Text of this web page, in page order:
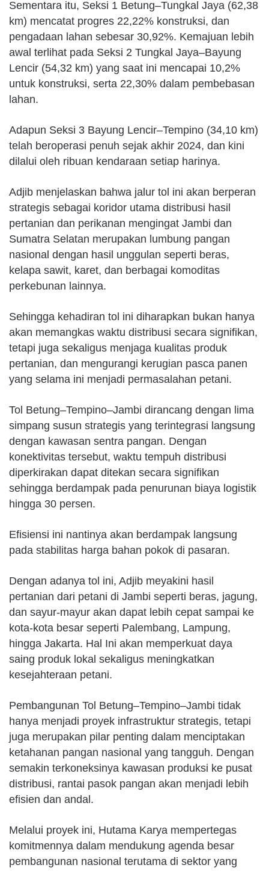
Sementara itu, Seksi 1 Betung–Tungkal Jaya (62,38
km) mencatat progres 22,22% konstruksi, dan
pengadaan lahan sebesar 30,92%. Kemajuan lebih
awal terlihat pada Seksi 2 Tungkal Jaya–Bayung
Lencir (54,32 km) yang saat ini mencapai 10,2%
untuk konstruksi, serta 22,30% dalam pembebasan
lahan.
Adapun Seksi 3 Bayung Lencir–Tempino (34,10 km)
telah beroperasi penuh sejak akhir 2024, dan kini
dilalui oleh ribuan kendaraan setiap harinya.
Adjib menjelaskan bahwa jalur tol ini akan berperan
strategis sebagai koridor utama distribusi hasil
pertanian dan perikanan mengingat Jambi dan
Sumatra Selatan merupakan lumbung pangan
nasional dengan hasil unggulan seperti beras,
kelapa sawit, karet, dan berbagai komoditas
perkebunan lainnya.
Sehingga kehadiran tol ini diharapkan bukan hanya
akan memangkas waktu distribusi secara signifikan,
tetapi juga sekaligus menjaga kualitas produk
pertanian, dan mengurangi kerugian pasca panen
yang selama ini menjadi permasalahan petani.
Tol Betung–Tempino–Jambi dirancang dengan lima
simpang susun strategis yang terintegrasi langsung
dengan kawasan sentra pangan. Dengan
konektivitas tersebut, waktu tempuh distribusi
diperkirakan dapat ditekan secara signifikan
sehingga berdampak pada penurunan biaya logistik
hingga 30 persen.
Efisiensi ini nantinya akan berdampak langsung
pada stabilitas harga bahan pokok di pasaran.
Dengan adanya tol ini, Adjib meyakini hasil
pertanian dari petani di Jambi seperti beras, jagung,
dan sayur-mayur akan dapat lebih cepat sampai ke
kota-kota besar seperti Palembang, Lampung,
hingga Jakarta. Hal Ini akan memperkuat daya
saing produk lokal sekaligus meningkatkan
kesejahteraan petani.
Pembangunan Tol Betung–Tempino–Jambi tidak
hanya menjadi proyek infrastruktur strategis, tetapi
juga merupakan pilar penting dalam menciptakan
ketahanan pangan nasional yang tangguh. Dengan
semakin terkoneksinya kawasan produksi ke pusat
distribusi, rantai pasok pangan akan menjadi lebih
efisien dan andal.
Melalui proyek ini, Hutama Karya mempertegas
komitmennya dalam mendukung agenda besar
pembangunan nasional terutama di sektor yang